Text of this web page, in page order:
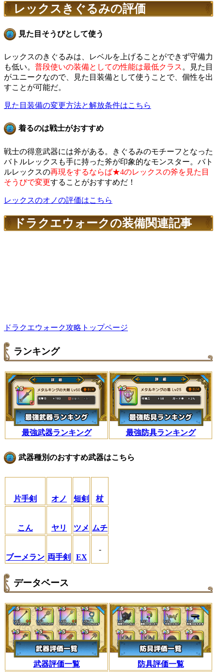
レックスきぐるみの評価
見た目そうびとして使う
レックスのきぐるみは、レベルを上げることができず守備力
も低い。 普段使いの装備としての性能は最低クラス 。見た目
がユニークなので、見た目装備として使うことで、個性を出
すことが可能だ。
見た目装備の変更方法と解放条件はこちら
着るのは戦士がおすすめ
戦士の得意武器には斧がある。きぐるみのモチーフとなった
バトルレックスも手に持った斧が印象的なモンスター。バト
ルレックスの再現をするならば★4のレックスの斧を見た目
そうびで変更することがおすすめだ！
レックスのオノの評価はこちら
ドラクエウォークの装備関連記事
ドラクエウォーク攻略トップページ
ランキング
最強武器ランキング 最強防具ランキング
武器種別のおすすめ武器はこちら
片手剣 オノ 短剣 杖
こん ヤリ ツメ ムチ
ブーメラン 両手剣 EX
-
データベース
武器評価一覧 防具評価一覧